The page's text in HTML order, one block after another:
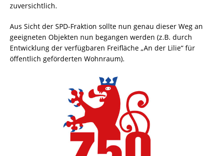
zuversichtlich.
Aus Sicht der SPD-Fraktion sollte nun genau dieser Weg an
geeigneten Objekten nun begangen werden (z.B. durch
Entwicklung der verfügbaren Freifläche „An der Lilie“ für
öffentlich geförderten Wohnraum).